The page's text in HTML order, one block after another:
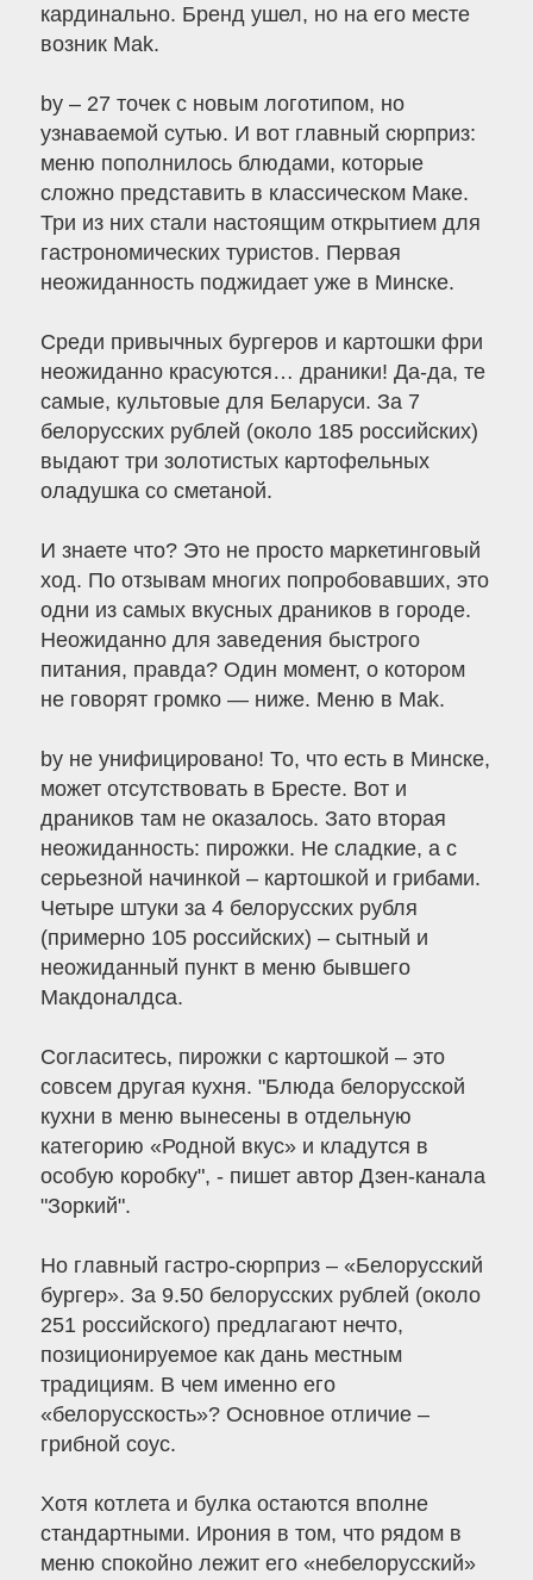
кардинально. Бренд ушел, но на его месте
возник Mak.
by – 27 точек с новым логотипом, но
узнаваемой сутью. И вот главный сюрприз:
меню пополнилось блюдами, которые
сложно представить в классическом Маке.
Три из них стали настоящим открытием для
гастрономических туристов. Первая
неожиданность поджидает уже в Минске.
Среди привычных бургеров и картошки фри
неожиданно красуются… драники! Да-да, те
самые, культовые для Беларуси. За 7
белорусских рублей (около 185 российских)
выдают три золотистых картофельных
оладушка со сметаной.
И знаете что? Это не просто маркетинговый
ход. По отзывам многих попробовавших, это
одни из самых вкусных драников в городе.
Неожиданно для заведения быстрого
питания, правда? Один момент, о котором
не говорят громко — ниже. Меню в Mak.
by не унифицировано! То, что есть в Минске,
может отсутствовать в Бресте. Вот и
драников там не оказалось. Зато вторая
неожиданность: пирожки. Не сладкие, а с
серьезной начинкой – картошкой и грибами.
Четыре штуки за 4 белорусских рубля
(примерно 105 российских) – сытный и
неожиданный пункт в меню бывшего
Макдоналдса.
Согласитесь, пирожки с картошкой – это
совсем другая кухня. "Блюда белорусской
кухни в меню вынесены в отдельную
категорию «Родной вкус» и кладутся в
особую коробку", - пишет автор Дзен-канала
"Зоркий".
Но главный гастро-сюрприз – «Белорусский
бургер». За 9.50 белорусских рублей (около
251 российского) предлагают нечто,
позиционируемое как дань местным
традициям. В чем именно его
«белорусскость»? Основное отличие –
грибной соус.
Хотя котлета и булка остаются вполне
стандартными. Ирония в том, что рядом в
меню спокойно лежит его «небелорусский»